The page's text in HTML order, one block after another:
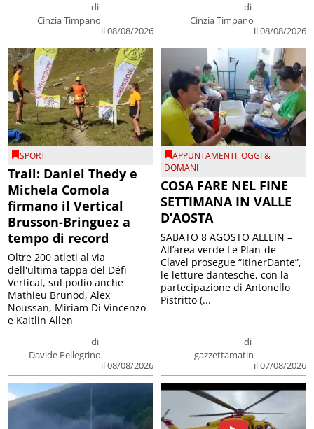
di
Cinzia Timpano
il 08/08/2026
di
Cinzia Timpano
il 08/08/2026
SPORT
Trail: Daniel Thedy e
Michela Comola
firmano il Vertical
Brusson-Bringuez a
tempo di record
di
Davide Pellegrino
il 08/08/2026
Oltre 200 atleti al via
dell'ultima tappa del Défì
Vertical, sul podio anche
Mathieu Brunod, Alex
Noussan, Miriam Di Vincenzo
e Kaitlin Allen
APPUNTAMENTI,OGGI &
DOMANI
COSA FARE NEL FINE
SETTIMANA IN VALLE
D’AOSTA
di
gazzettamatin
il 07/08/2026
SABATO 8 AGOSTO ALLEIN –
All’area verde Le Plan-de-
Clavel prosegue “ItinerDante”,
le letture dantesche, con la
partecipazione di Antonello
Pistritto (...